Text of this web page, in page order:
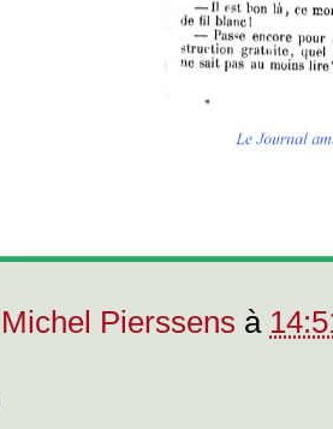
Michel Pierssens à